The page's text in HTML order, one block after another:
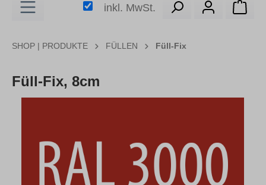
inkl. MwSt.
SHOP | PRODUKTE FÜLLEN Füll-Fix
Füll-Fix, 8cm